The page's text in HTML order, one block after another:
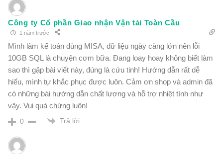
Công ty Cổ phần Giao nhận Vận tải Toàn Cầu
1 năm trước
Mình làm kế toán dùng MISA, dữ liệu ngày càng lớn nên lỗi
10GB SQL là chuyện cơm bữa. Đang loay hoay không biết làm
sao thì gặp bài viết này, đúng là cứu tinh! Hướng dẫn rất dễ
hiểu, mình tự khắc phục được luôn. Cảm ơn shop và admin đã
có những bài hướng dẫn chất lượng và hỗ trợ nhiệt tình như
vậy. Vui quá chừng luôn!
0 Trả lời